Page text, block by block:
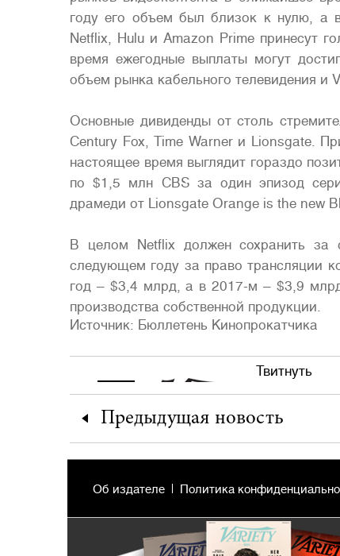
году его объем был близок к нулю, а
Netflix, Hulu и Amazon Prime принесут
время ежегодные выплаты могут
объем рынка кабельного телевидения и
Основные дивиденды от столь
Century Fox, Time Warner и Lionsgate.
настоящее время выглядит гораздо
по $1,5 млн CBS за один эпизод
драмеди от Lionsgate Orange is the new
В целом Netflix должен сохранить
следующем году за право трансляции
год – $3,4 млрд, а в 2017-м – $3,9
производства собственной продукции.
Источник: Бюллетень Кинопрокатчика
Твитнуть
Предыдущая новость
Об издателе Политика